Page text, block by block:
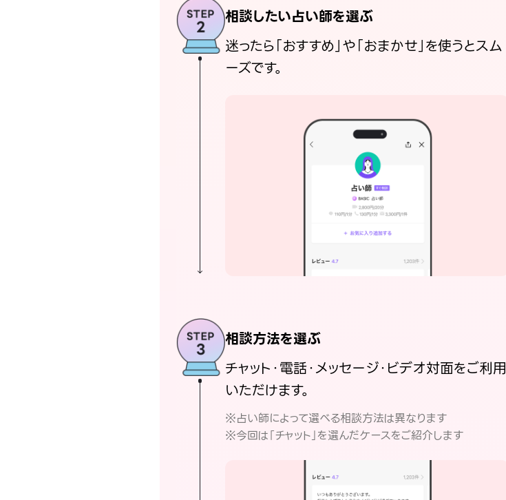
相談したい占い師を選ぶ
迷ったら「おすすめ」や「おまかせ」を使うとスム
ーズです。
相談方法を選ぶ
チャット・電話・メッセージ・ビデオ対面をご利用
いただけます。
※占い師によって選べる相談方法は異なります
※今回は「チャット」を選んだケースをご紹介します